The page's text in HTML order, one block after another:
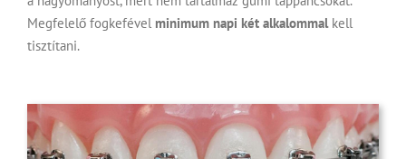
Megfelelő fogkefével minimum napi két alkalommalkell
tisztítani.